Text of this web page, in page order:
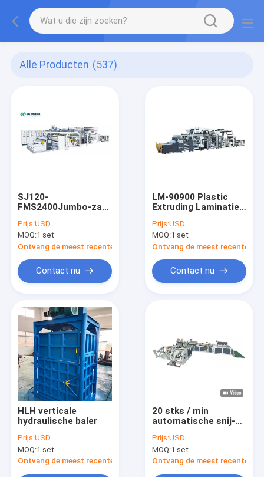
Alle Producten (537)
SJ120-
FMS2400Jumbo-zak
Prijs:USD
MOQ:1 set
Ontvang de meest recente Prijs
Contact nu
LM-90900 Plastic
Extruding Laminatie
Prijs:USD
MOQ:1 set
Ontvang de meest recente
Contact nu
HLH verticale
hydraulische baler
Prijs:USD
MOQ:1 set
Ontvang de meest recente Prijs
20 stks / min
automatische snij-
het invoegen en
zoomen
Prijs:USD
MOQ:1 set
Ontvang de meest recente